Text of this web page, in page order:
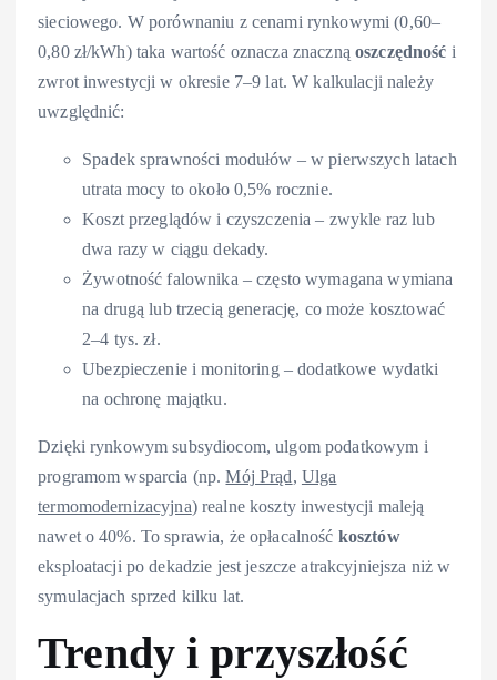
sieciowego. W porównaniu z cenami rynkowymi (0,60–
0,80 zł/kWh) taka wartość oznacza znaczną oszczędność i
zwrot inwestycji w okresie 7–9 lat. W kalkulacji należy
uwzględnić:
Spadek sprawności modułów – w pierwszych latach
utrata mocy to około 0,5% rocznie.
Koszt przeglądów i czyszczenia – zwykle raz lub
dwa razy w ciągu dekady.
Żywotność falownika – często wymagana wymiana
na drugą lub trzecią generację, co może kosztować
2–4 tys. zł.
Ubezpieczenie i monitoring – dodatkowe wydatki
na ochronę majątku.
Dzięki rynkowym subsydiocom, ulgom podatkowym i
programom wsparcia (np.Mój Prąd, Ulga
termomodernizacyjna) realne koszty inwestycji maleją
nawet o 40%. To sprawia, że opłacalność kosztów
eksploatacji po dekadzie jest jeszcze atrakcyjniejsza niż w
symulacjach sprzed kilku lat.
Trendy i przyszłość